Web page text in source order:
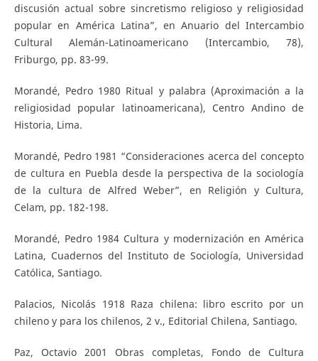
discusión actual sobre sincretismo religioso y religiosidad
popular en América Latina”, en Anuario del Intercambio
Cultural Alemán-Latinoamericano (Intercambio, 78),
Friburgo, pp. 83-99.
Morandé, Pedro 1980 Ritual y palabra (Aproximación a la
religiosidad popular latinoamericana), Centro Andino de
Historia, Lima.
Morandé, Pedro 1981 “Consideraciones acerca del concepto
de cultura en Puebla desde la perspectiva de la sociología
de la cultura de Alfred Weber”, en Religión y Cultura,
Celam, pp. 182-198.
Morandé, Pedro 1984 Cultura y modernización en América
Latina, Cuadernos del Instituto de Sociología, Universidad
Católica, Santiago.
Palacios, Nicolás 1918 Raza chilena: libro escrito por un
chileno y para los chilenos, 2 v., Editorial Chilena, Santiago.
Paz, Octavio 2001 Obras completas, Fondo de Cultura